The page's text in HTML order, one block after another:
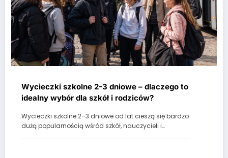
Wycieczki szkolne 2-3 dniowe – dlaczego to
idealny wybór dla szkół i rodziców?
Wycieczki szkolne 2–3 dniowe od lat cieszą się bardzo
dużą popularnością wśród szkół, nauczycieli i…